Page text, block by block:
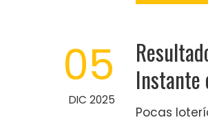
05
DIC 2025
Instante
Pocas